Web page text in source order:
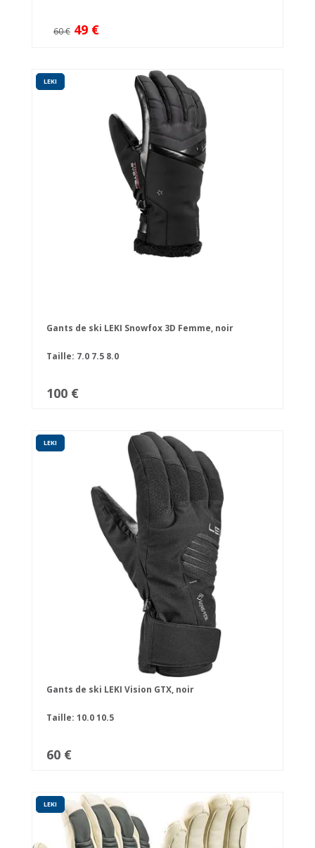
60 € 49 €
LEKI
Gants de ski LEKI Snowfox 3D Femme, noir
Taille: 7.0 7.5 8.0
100 €
LEKI
Gants de ski LEKI Vision GTX, noir
Taille: 10.010.5
60 €
LEKI